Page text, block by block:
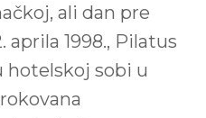
ali dan pre
1998., Pilatus
hotelskoj sobi u